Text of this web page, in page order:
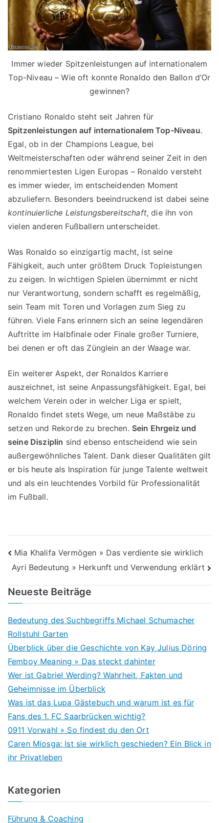
Immer wieder Spitzenleistungen auf internationalem
Top-Niveau – Wie oft konnte Ronaldo den Ballon d’Or
gewinnen?
Cristiano Ronaldo steht seit Jahren für
Spitzenleistungen auf internationalem Top-Niveau.
Egal, ob in der Champions League, bei
Weltmeisterschaften oder während seiner Zeit in den
renommiertesten Ligen Europas – Ronaldo versteht
es immer wieder, im entscheidenden Moment
abzuliefern. Besonders beeindruckend ist dabei seine
kontinuierliche Leistungsbereitschaft, die ihn von
vielen anderen Fußballern unterscheidet.
Was Ronaldo so einzigartig macht, ist seine
Fähigkeit, auch unter größtem Druck Topleistungen
zu zeigen. In wichtigen Spielen übernimmt er nicht
nur Verantwortung, sondern schafft es regelmäßig,
sein Team mit Toren und Vorlagen zum Sieg zu
führen. Viele Fans erinnern sich an seine legendären
Auftritte im Halbfinale oder Finale großer Turniere,
bei denen er oft das Zünglein an der Waage war.
Ein weiterer Aspekt, der Ronaldos Karriere
auszeichnet, ist seine Anpassungsfähigkeit. Egal, bei
welchem Verein oder in welcher Liga er spielt,
Ronaldo findet stets Wege, um neue Maßstäbe zu
setzen und Rekorde zu brechen. Sein Ehrgeiz und
seine Disziplin sind ebenso entscheidend wie sein
außergewöhnliches Talent. Dank dieser Qualitäten gilt
er bis heute als Inspiration für junge Talente weltweit
und als ein leuchtendes Vorbild für Professionalität
im Fußball.
Beitragsnavigation
Mia Khalifa Vermögen » Das verdiente sie wirklich
Ayri Bedeutung » Herkunft und Verwendung erklärt
Neueste Beiträge
Bedeutung des Suchbegriffs Michael Schumacher
Rollstuhl Garten
Überblick über die Geschichte von Kay Julius Döring
Femboy Meaning » Das steckt dahinter
Wer ist Gabriel Werding? Wahrheit, Fakten und
Geheimnisse im Überblick
Was ist das Lupa Gästebuch und warum ist es für
Fans des 1. FC Saarbrücken wichtig?
0911 Vorwahl » So findest du den Ort
Caren Miosga: Ist sie wirklich geschieden? Ein Blick in
ihr Privatleben
Kategorien
Führung & Coaching